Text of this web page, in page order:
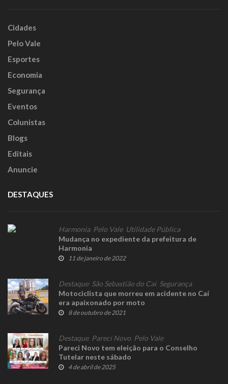
Cidades
Pelo Vale
Esportes
Economia
Segurança
Eventos
Colunistas
Blogs
Editais
Anuncie
DESTAQUES
Harmonia, Pelo Vale, Utilidade Pública
Mudança no expediente da prefeitura de
Harmonia
11 de janeiro de 2022
Destaque, São Sebastião do Caí, Segurança
Motociclista que morreu em acidente no Caí
era apaixonado por moto
8 de outubro de 2021
Destaque, Pareci Novo Pelo Vale
Pareci Novo tem eleição para o Conselho
Tutelar neste sábado
4 de abril de 2025